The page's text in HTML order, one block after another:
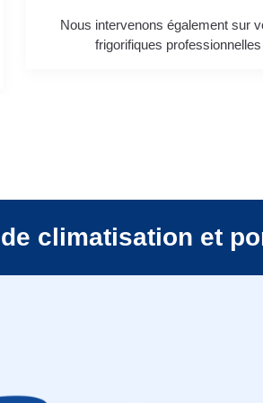
Nous intervenons également sur
frigorifiques
climatisation et